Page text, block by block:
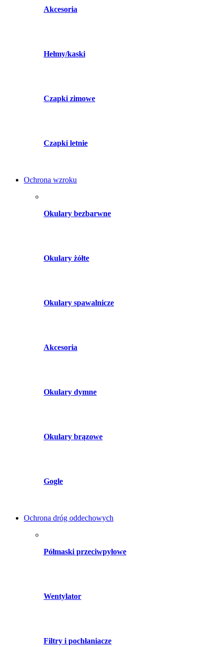
Akcesoria
Hełmy/kaski
Czapki zimowe
Czapki letnie
Ochrona wzroku
Okulary bezbarwne
Okulary żółte
Okulary spawalnicze
Akcesoria
Okulary dymne
Okulary brązowe
Gogle
Ochrona dróg oddechowych
Półmaski przeciwpyłowe
Wentylator
Filtry i pochłaniacze